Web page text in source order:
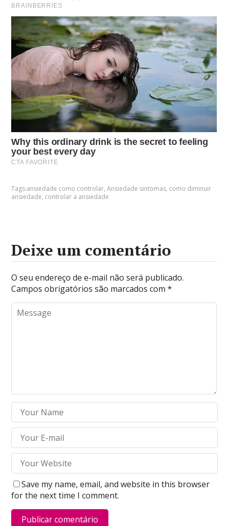
Tags:ansiedade como controlar,Ansiedade sintomas, como diminuir
ansiedade, controlar a ansiedade
Deixe um comentário
O seu endereço de e-mail não será publicado.
Campos obrigatórios são marcados com*
Save my name, email, and website in this browser
for the next time I comment.